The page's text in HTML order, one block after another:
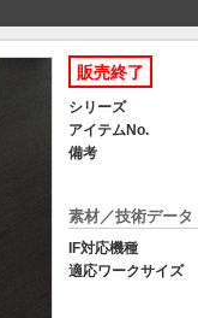
販売終了
シリーズ
アイテムNo.
備考
素材／技術データ
IF対応機種
適応ワークサイズ